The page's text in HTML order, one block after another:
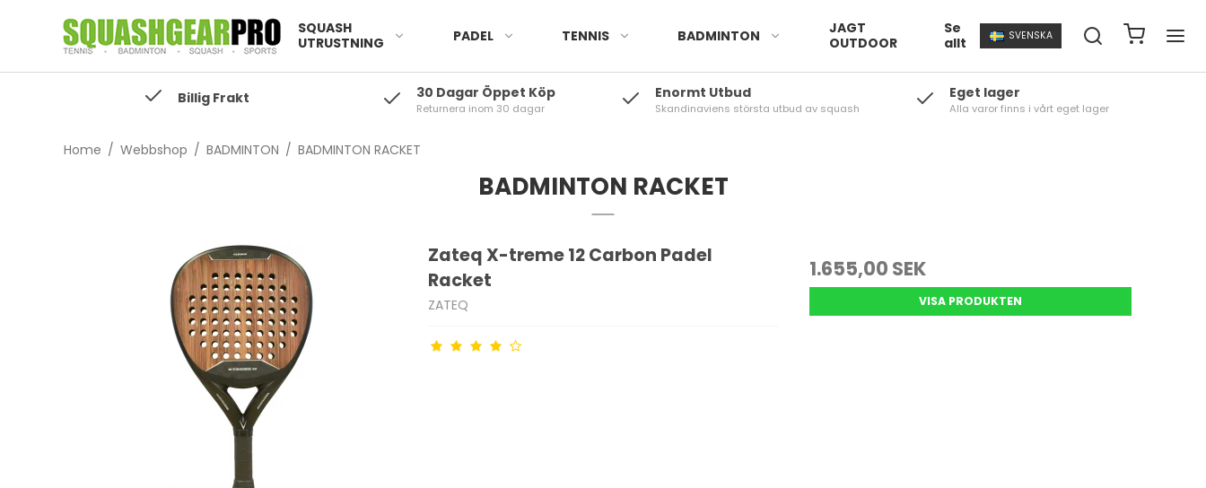
SQUASH
UTRUSTNING
PADEL TENNIS BADMINTON
JAGT
OUTDOOR
Se
allt
SVENSKA
Billig Frakt 30 Dagar Öppet Köp
Returnera inom 30 dagar
Enormt Utbud
Skandinaviens största utbud av squash
Eget lager
Alla varor finns i vårt eget lager
Home / Webbshop / BADMINTON / BADMINTON RACKET
BADMINTON RACKET
Zateq X-treme 12 Carbon Padel
Racket
ZATEQ
1.655,00 SEK
VISA PRODUKTEN